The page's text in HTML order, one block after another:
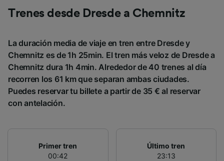
Trenes desde Dresde a Chemnitz
La duración media de viaje en tren entre Dresde y
Chemnitz es de 1h 25min. El tren más veloz de Dresde a
Chemnitz dura 1h 4min. Alrededor de 40 trenes al día
recorren los 61 km que separan ambas ciudades.
Puedes reservar tu billete a partir de 35 € al reservar
con antelación.
Primer tren
00:42
Último tren
23:13